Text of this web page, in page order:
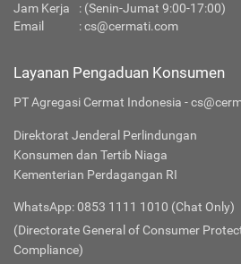
Jam Kerja
: (Senin-Jumat 9:00-17:00)
Email
:cs@cermati.com
Layanan Pengaduan Konsumen
PT Agregasi Cermat Indonesia -
Direktorat Jenderal Perlindungan
Konsumen dan Tertib Niaga
Kementerian Perdagangan RI
WhatsApp: 0853 1111 1010 (Chat Only)
(Directorate General of Consumer
Compliance)